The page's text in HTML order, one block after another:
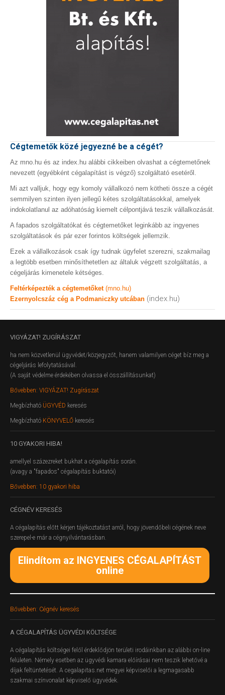
Cégtemetők közé jegyezné be a cégét?
Az mno.hu és az index.hu alábbi cikkeiben olvashat a cégtemetőnek
nevezett (egyébként cégalapítást is végző) szolgáltató esetéről.
Mi azt valljuk, hogy egy komoly vállalkozó nem kötheti össze a cégét
semmilyen szinten ilyen jellegű kétes szolgáltatásokkal, amelyek
indokolatlanul az adóhatóság kiemelt célpontjává teszik vállalkozását.
A fapados szolgáltatókat és cégtemetőket leginkább az ingyenes
szolgáltatások és pár ezer forintos költségek jellemzik.
Ezek a vállalkozások csak így tudnak ügyfelet szerezni, szakmailag
a legtöbb esetben minősíthetetlen az általuk végzett szolgáltatás, a
cégeljárás kimenetele kétséges.
Feltérképezték a cégtemetőket (mno.hu)
Ezernyolcszáz cég a Podmaniczky utcában (index.hu)
VIGYÁZAT! ZUGÍRÁSZAT
ha nem közvetlenül ügyvédet/közjegyzőt, hanem valamilyen céget bíz meg a
cégeljárás lefolytatásával.
(A saját védelme érdekében olvassa el összállításunkat)
Bővebben: VIGYÁZAT! Zugírászat
Megbízható ÜGYVÉD keresés
Megbízható KÖNYVELŐ keresés
10 GYAKORI HIBA!
amellyel százezreket bukhat a cégalapítás során.
(avagy a "fapados" cégalapítás buktatói)
Bővebben: 10 gyakori hiba
CÉGNÉV KERESÉS
A cégalapítás előtt kérjen tájékoztatást arról, hogy jövendőbeli cégének neve
szerepel-e már a cégnyilvántarásban.
Elindítom az INGYENES CÉGALAPÍTÁST
online
Bővebben: Cégnév keresés
A CÉGALAPÍTÁS ÜGYVÉDI KÖLTSÉGE
A cégalapítás költségei felől érdeklődjön területi irodáinkban az alábbi on-line
felületen. Némely esetben az ügyvédi kamara előírásai nem teszik lehetővé a
díjak feltüntetését. A cegalapitas.net megyei képviselői a legmagasabb
szakmai színvonalat képviselő ügyvédek.